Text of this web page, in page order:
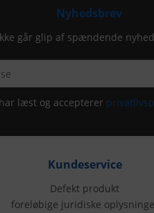
Kundeservice
Defekt produkt
foreløbige juridiske
Nyhedsbrev
går glip af spændende
læst og accepterer